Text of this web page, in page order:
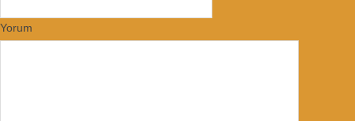
Yorum